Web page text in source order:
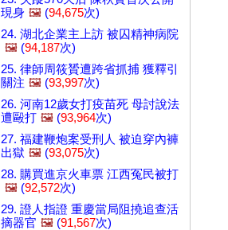
現身 🖼️ (94,675次)
24. 湖北企業主上訪 被囚精神病院
🖼️ (94,187次)
25. 律師周筱贇遭跨省抓捕 獲釋引
關注 🖼️ (93,997次)
26. 河南12歲女打疫苗死 母討說法
遭毆打 🖼️ (93,964次)
27. 福建鞭炮案受刑人 被迫穿內褲
出獄 🖼️ (93,075次)
28. 購買進京火車票 江西冤民被打
🖼️ (92,572次)
29. 證人指證 重慶當局阻撓追查活
摘器官 🖼️ (91,567次)